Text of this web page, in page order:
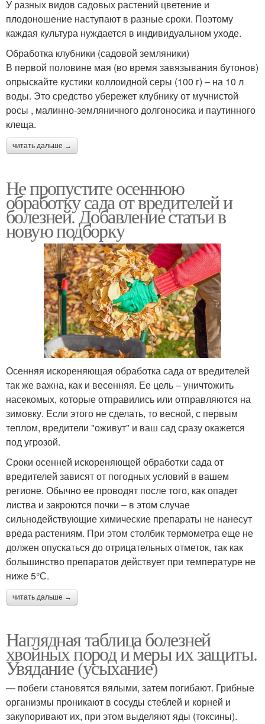
У разных видов садовых растений цветение и
плодоношение наступают в разные сроки. Поэтому
каждая культура нуждается в индивидуальном уходе.
Обработка клубники (садовой земляники)
В первой половине мая (во время завязывания бутонов)
опрыскайте кустики коллоидной серы (100 г) – на 10 л
воды. Это средство убережет клубнику от мучнистой
росы , малинно-земляничного долгоносика и паутинного
клеща.
читать дальше →
Не пропустите осеннюю
обработку сада от вредителей и
болезней. Добавление статьи в
новую подборку
Осенняя искореняющая обработка сада от вредителей
так же важна, как и весенняя. Ее цель – уничтожить
насекомых, которые отправились или отправляются на
зимовку. Если этого не сделать, то весной, с первым
теплом, вредители "оживут" и ваш сад сразу окажется
под угрозой.
Сроки осенней искореняющей обработки сада от
вредителей зависят от погодных условий в вашем
регионе. Обычно ее проводят после того, как опадет
листва и закроются почки – в этом случае
сильнодействующие химические препараты не нанесут
вреда растениям. При этом столбик термометра еще не
должен опускаться до отрицательных отметок, так как
большинство препаратов действует при температуре не
ниже 5°С.
читать дальше →
Наглядная таблица болезней
хвойных пород и меры их защиты.
Увядание (усыхание)
— побеги становятся вялыми, затем погибают. Грибные
организмы проникают в сосуды стеблей и корней и
закупоривают их, при этом выделяют яды (токсины).